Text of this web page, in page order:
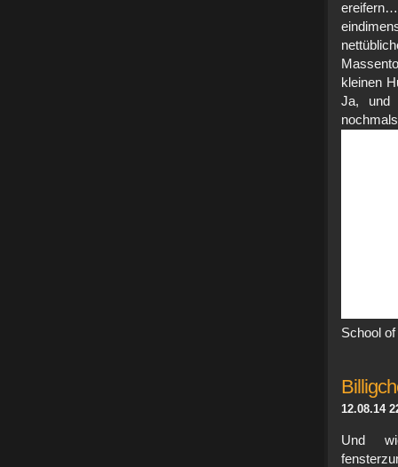
kleinen
Ja, und
School
12.08.14
Und